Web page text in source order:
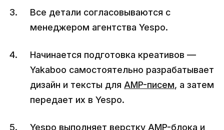
Все детали согласовываются с
менеджером агентства Yespo.
Начинается подготовка креативов —
Yakaboo самостоятельно разрабатывает
дизайн и тексты для AMP-писем, а затем
передает их в Yespo.
Yespo выполняет верстку AMP-блока и